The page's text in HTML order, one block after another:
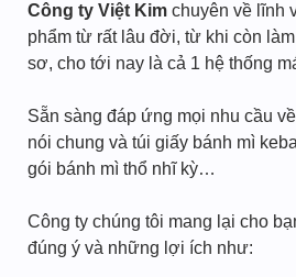
Công ty Việt Kim chuyên về lĩnh
phẩm từ rất lâu đời, từ khi còn
sơ, cho tới nay là cả 1 hệ thống
Sẵn sàng đáp ứng mọi nhu cầu
nói chung và túi giấy bánh mì
gói bánh mì thổ nhĩ kỳ…
Công ty chúng tôi mang lại cho
đúng ý và những lợi ích như: